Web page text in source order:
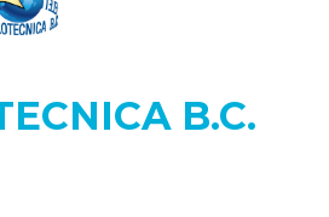
B.C.